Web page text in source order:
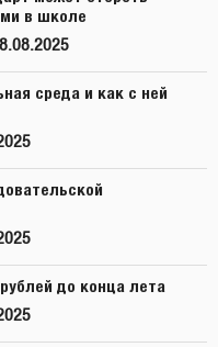
в школе
среда и как с ней
до конца лета